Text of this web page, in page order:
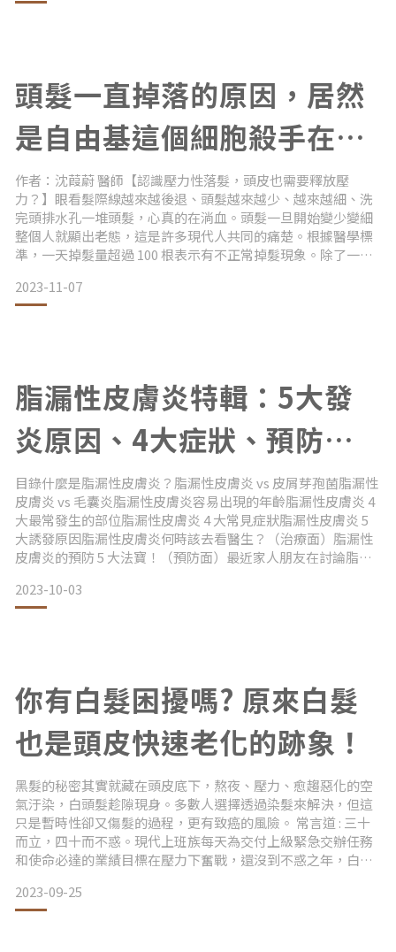
頭髮一直掉落的原因，居然
是自由基這個細胞殺手在作
祟？
作者：沈葭蔚 醫師【認識壓力性落髮，頭皮也需要釋放壓
力？】眼看髮際線越來越後退、頭髮越來越少、越來越細、洗
完頭排⽔孔⼀堆頭髮，心真的在淌血。頭髮一旦開始變少變細
整個人就顯出老態，這是許多現代人共同的痛楚。根據醫學標
準，一天掉髮量超過 100 根表示有不正常掉髮現象。除了一般
力性落髮。然而你知道我們的頭皮其實每天都在面對高壓嗎？
我們每天的生活壓力、工作壓力、飲食不均衡、作息不正常等
2023-11-07
脂漏性皮膚炎特輯：5大發
炎原因、4大症狀、預防方
法，看這篇就夠！
目錄什麼是脂漏性皮膚炎？脂漏性皮膚炎 vs 皮屑芽孢菌脂漏性
皮膚炎 vs 毛囊炎脂漏性皮膚炎容易出現的年齡脂漏性皮膚炎 4
大最常發生的部位脂漏性皮膚炎 4 大常見症狀脂漏性皮膚炎 5
大誘發原因脂漏性皮膚炎何時該去看醫生？（治療面）脂漏性
皮膚炎的預防 5 大法寶！（預防面）最近家人朋友在討論脂漏
好跟大家分享一篇關於脂漏性皮膚炎的介紹。我有點木訥、不
太會表達，但我努力發揮社交技能，寫了這邊關於脂漏性皮膚
2023-10-03
你有白髮困擾嗎? 原來白髮
也是頭皮快速老化的跡象！
黑髮的秘密其實就藏在頭皮底下，熬夜、壓力、愈趨惡化的空
氣汙染，白頭髮趁隙現身。多數人選擇透過染髮來解決，但這
只是暫時性卻又傷髮的過程，更有致癌的風險。 常言道 : 三十
而立，四十而不惑。現代上班族每天為交付上級緊急交辦任務
和使命必達的業績目標在壓力下奮戰，還沒到不惑之年，白髮
黎第六大學教授合作，在中國美容博覽會，成功吸引到眾多間
製造商、代理商和品牌商的目光，連國際大廠聯合利華亦詢問
2023-09-25